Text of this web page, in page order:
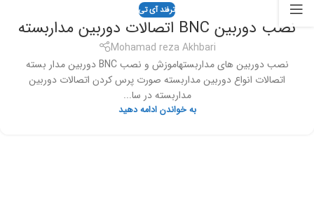
ترفند آی تی
نصب دوربین BNC اتصالات دوربین مداربسته
Mohamad reza Akhbari
نصب دوربین های مداربستهاموزش و نصب BNC دوربین مدار بسته
اتصالات انواع دوربین مداربسته صورت پرس کردن اتصالات دوربین
مداربسته در سا...
به خواندن ادامه دهید